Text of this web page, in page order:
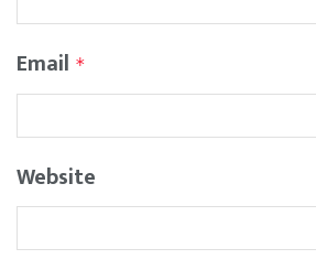
Email *
Website